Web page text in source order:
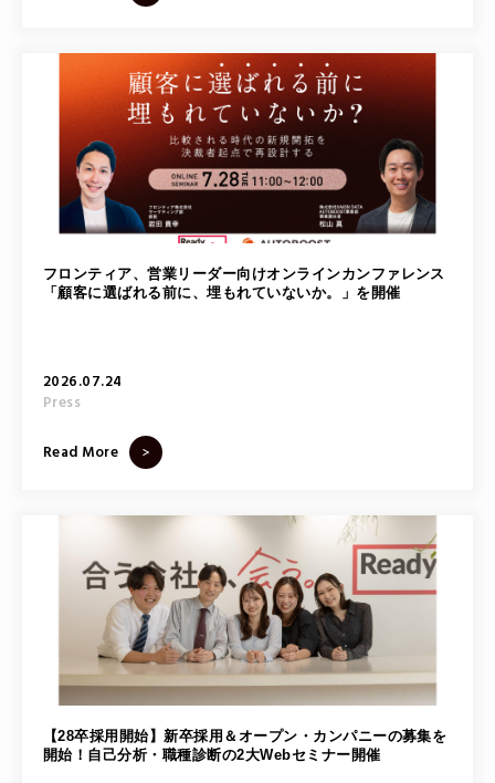
フロンティア、営業リーダー向けオンラインカンファレンス
「顧客に選ばれる前に、埋もれていないか。」を開催
2026.07.24
Press
Read More
【28卒採用開始】新卒採用＆オープン・カンパニーの募集を
開始！自己分析・職種診断の2大Webセミナー開催